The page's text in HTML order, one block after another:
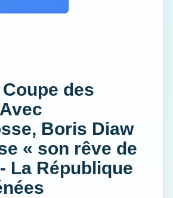
des
Boris Diaw
« son rêve de
La République